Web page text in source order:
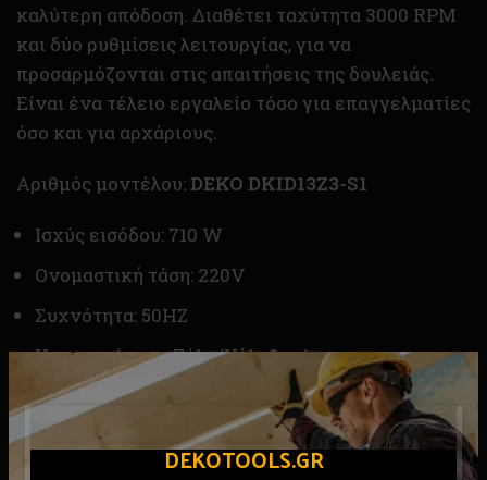
DEKOTOOLS.GR
καλύτερη απόδοση. Διαθέτει ταχύτητα 3000 RPM
και δύο ρυθμίσεις λειτουργίας, για να
προσαρμόζονται στις απαιτήσεις της δουλειάς.
Είναι ένα τέλειο εργαλείο τόσο για επαγγελματίες
όσο και για αρχάριους.
Αριθμός μοντέλου:DEKO DKID13Z3-S1
Ισχύς εισόδου: 710 W
Ονομαστική τάση: 220V
Συχνότητα: 50HZ
Χωρητικότητα: Ξύλο/Χάλυβας/
Σκυρόδεμα:25mm/10mm/13mm
Ταχύτητα χωρίς φορτίο: 0-3000 rpm
Διαστάσεις: 280*70*22mm